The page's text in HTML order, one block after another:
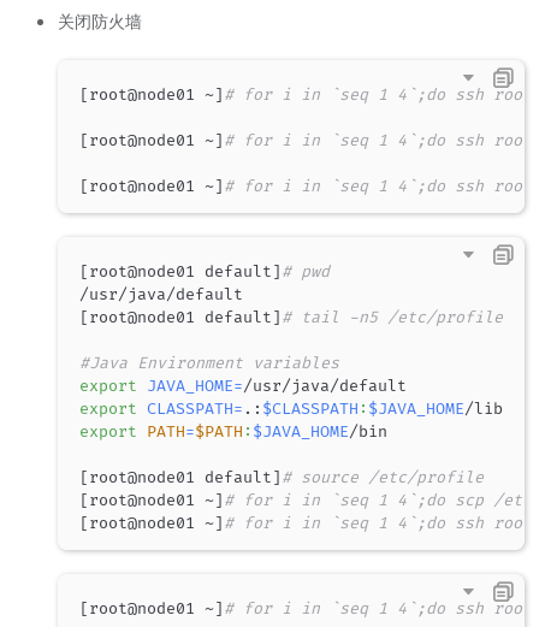
关闭防火墙
[root@node01 ~]# for i in `seq 1 4`;do ssh
[root@node01 ~]# for i in `seq 1 4`;do ssh
[root@node01 ~]# for i in `seq 1 4`;do ssh
[root@node01 default]# pwd
[root@node01 default]# tail -n5 /etc/profile
#Java Environment variables
export
JAVA_HOME=
export CLASSPATH= .: $CLASSPATH : $JAVA_HOME
export
PATH=$PATH : $JAVA_HOME/bin
[root@node01 default]# source /etc/profile
[root@node01 ~]# for i in `seq 1 4`;do scp /etc/
[root@node01 ~]# for i in `seq 1 4`;do ssh
[root@node01 ~]# for i in `seq 1 4`;do ssh